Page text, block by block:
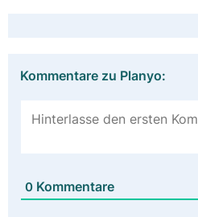
Kommentare zu Planyo:
0 Kommentare